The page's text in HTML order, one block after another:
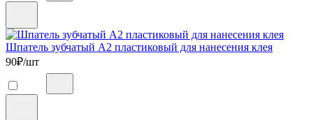
Шпатель зубчатый А2 пластиковый для нанесения клея
90₽/шт